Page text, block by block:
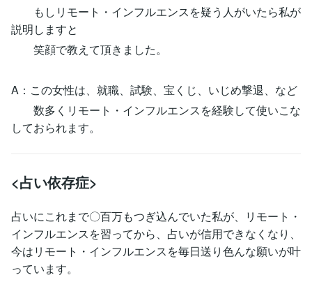
もしリモート・インフルエンスを疑う人がいたら私が
説明しますと
笑顔で教えて頂きました。
A：この女性は、就職、試験、宝くじ、いじめ撃退、など
数多くリモート・インフルエンスを経験して使いこな
しておられます。
<占い依存症>
占いにこれまで〇百万もつぎ込んでいた私が、リモート・
インフルエンスを習ってから、占いが信用できなくなり、
今はリモート・インフルエンスを毎日送り色んな願いが叶
っています。